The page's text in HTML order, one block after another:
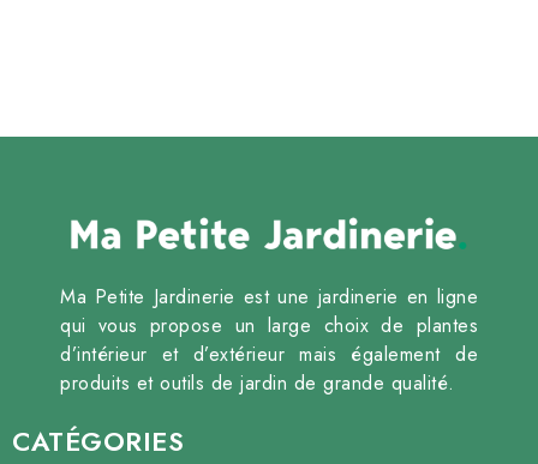
Ma Petite Jardinerie est une jardinerie en ligne
qui vous propose un large choix de plantes
d’intérieur et d’extérieur mais également de
produits et outils de jardin de grande qualité.
CATÉGORIES